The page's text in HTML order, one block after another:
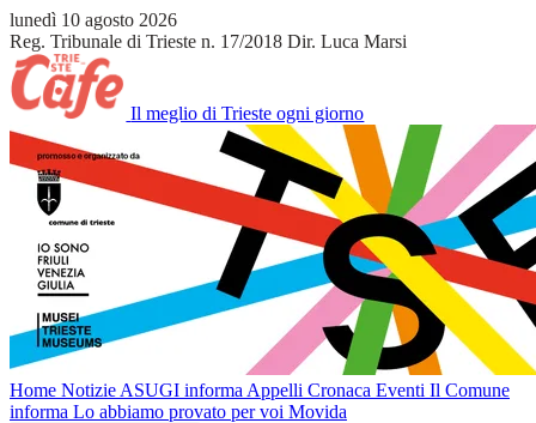
lunedì 10 agosto 2026
Reg. Tribunale di Trieste n. 17/2018 Dir. Luca Marsi
Il meglio di Trieste ogni giorno
Home Notizie ASUGI informa Appelli Cronaca Eventi Il Comune
informa Lo abbiamo provato per voi Movida